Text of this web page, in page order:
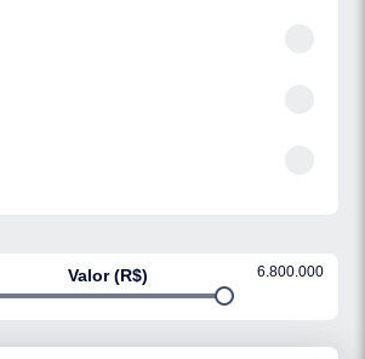
Valor (R$) 6.800.000